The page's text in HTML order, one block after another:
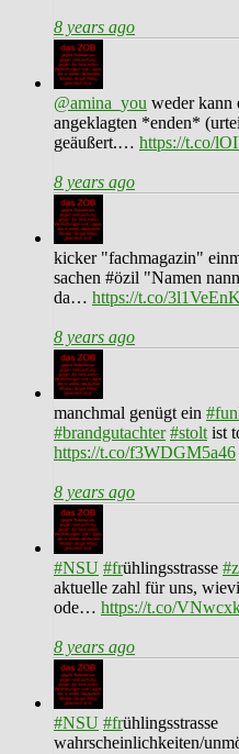
8 years ago
@amina_you weder kann
angeklagten *enden*
geäußert.… https://t.co/
8 years ago
kicker "fachmagazin"
sachen #özil "Namen
da… https://t.co/
8 years ago
manchmal genügt ein
#brandgutachter #stolt ist
https://t.co/f3WDGM5a46
8 years ago
#NSU #frühlingsstrasse
aktuelle zahl für uns,
ode… https://t.co/
8 years ago
#NSU #frühlingsstrasse
wahrscheinlichkeiten/